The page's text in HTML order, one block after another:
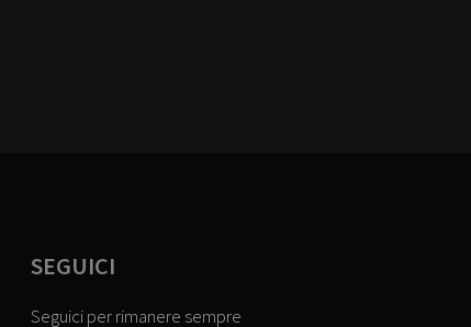
SEGUICI
Seguici per rimanere sempre